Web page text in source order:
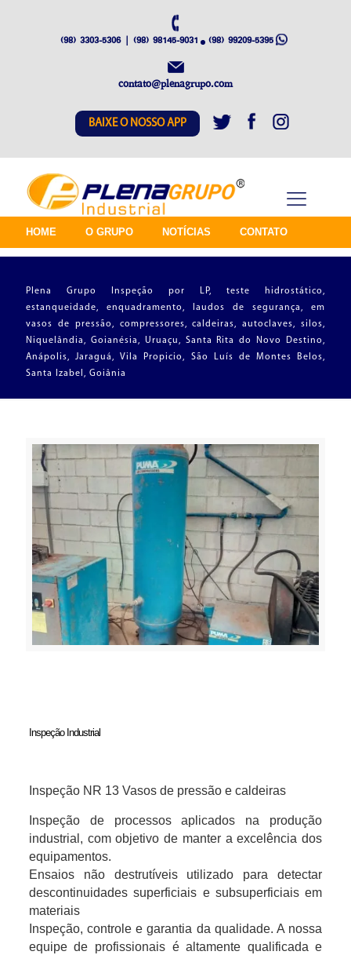
(98) 3303-5306 | (98) 98145-9031 (98) 99209-5395
contato@plenagrupo.com
BAIXE O NOSSO APP
HOME O GRUPO NOTÍCIAS CONTATO
Plena Grupo Inspeção por LP, teste hidrostático,
estanqueidade, enquadramento, laudos de segurança, em
vasos de pressão, compressores, caldeiras, autoclaves, silos,
Niquelândia, Goianésia, Uruaçu, Santa Rita do Novo Destino,
Anápolis, Jaraguá, Vila Propicio, São Luís de Montes Belos,
Santa Izabel, Goiânia
Inspeção Industrial
Inspeção NR 13 Vasos de pressão e caldeiras
Inspeção de processos aplicados na produção
industrial, com objetivo de man­ter a excelência dos
equipamentos.
Ensaios não destrutíveis utilizado para detectar
descontinuidades superficiais e subsuperficiais em
materiais
Inspeção, controle e garantia da qualidade. A nossa
equipe de profissionais é altamente qualificada e